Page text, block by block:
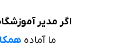
اگر مدیر
ما آماده